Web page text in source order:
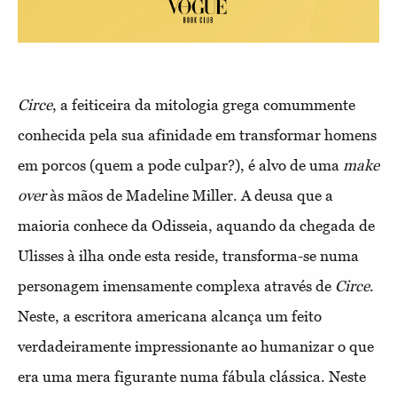
Circe, a feiticeira da mitologia grega comummente
conhecida pela sua afinidade em transformar homens
em porcos (quem a pode culpar?), é alvo de uma make
overàs mãos de Madeline Miller. A deusa que a
maioria conhece da Odisseia, aquando da chegada de
Ulisses à ilha onde esta reside, transforma-se numa
personagem imensamente complexa através de Circe.
Neste, a escritora americana alcança um feito
verdadeiramente impressionante ao humanizar o que
era uma mera figurante numa fábula clássica. Neste